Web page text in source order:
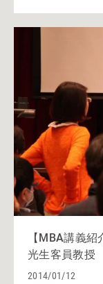
【MBA講義
光生客員教授
2014/01/12